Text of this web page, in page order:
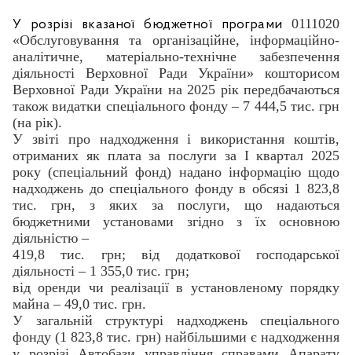
У розрізі вказаної бюджетної програми 0111020
«Обслуговування та організаційне, інформаційно-
аналітичне, матеріально-технічне забезпечення
діяльності Верховної Ради України» кошторисом
Верховної Ради України на 2025 рік передбачаються
також видатки спеціального фонду – 7 444,5 тис. грн
(на рік).
У звіті про надходження і використання коштів,
отриманих як плата за послуги за І квартал 2025
року (спеціальний фонд) надано інформацію щодо
надходжень до спеціального фонду в обсязі 1 823,8
тис. грн, з яких за послуги, що надаються
бюджетними установами згідно з їх основною
діяльністю –
419,8 тис. грн; від додаткової господарської
діяльності – 1 355,0 тис. грн;
від оренди чи реалізації в установленому порядку
майна – 49,0 тис. грн.
У загальній структурі надходжень спеціального
фонду (1 823,8 тис. грн) найбільшими є надходження